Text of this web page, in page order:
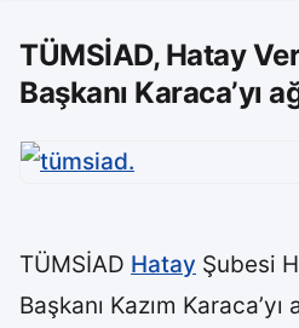
TÜMSİAD, Hatay
Başkanı Karaca’yı
TÜMSİAD Hatay Şubesi
Başkanı Kazım